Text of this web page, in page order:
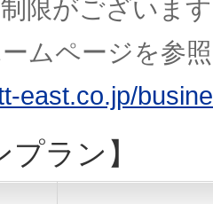
限がございま
ムページを参
east.co.jp/
プラン】